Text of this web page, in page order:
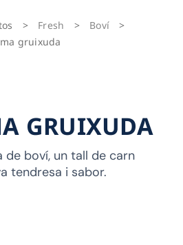
> Fresh > Boví
>
gruixuda
GRUIXUDA
de boví, un tall de carn
tendresa i sabor.